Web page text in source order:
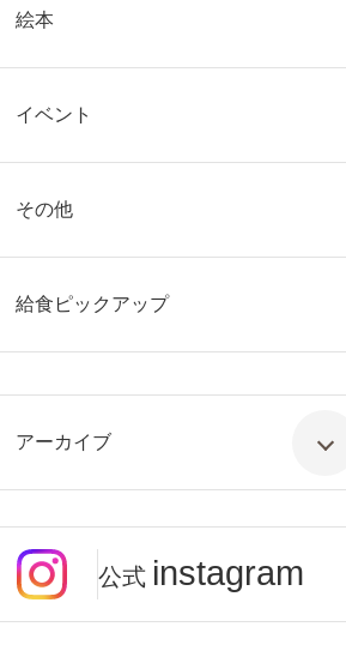
絵本
イベント
その他
給食ピックアップ
アーカイブ
公式 instagram